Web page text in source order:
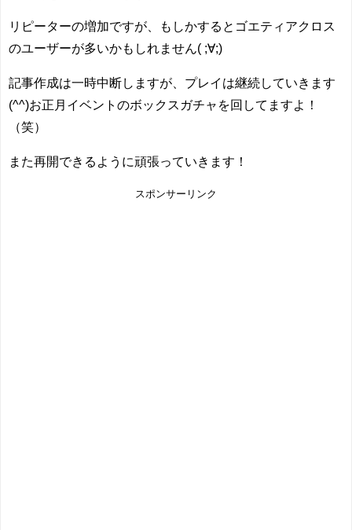
リピーターの増加ですが、もしかするとゴエティアクロス
のユーザーが多いかもしれません( ;∀;)
記事作成は一時中断しますが、プレイは継続していきます
(^^)お正月イベントのボックスガチャを回してますよ！
（笑）
また再開できるように頑張っていきます！
スポンサーリンク